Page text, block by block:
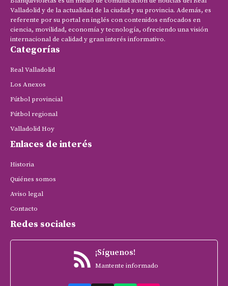
Valladolid y de la actualidad de la ciudad y su provincia. Además, es
referente por su portal en inglés con contenidos enfocados en
ciencia, movilidad, economía y tecnología, ofreciendo una visión
internacional de calidad y gran interés informativo.
Categorías
Real Valladolid
Los Anexos
Fútbol provincial
Fútbol regional
Valladolid Hoy
Enlaces de interés
Historia
Quiénes somos
Aviso legal
Contacto
Redes sociales
¡Síguenos!
Mantente informado